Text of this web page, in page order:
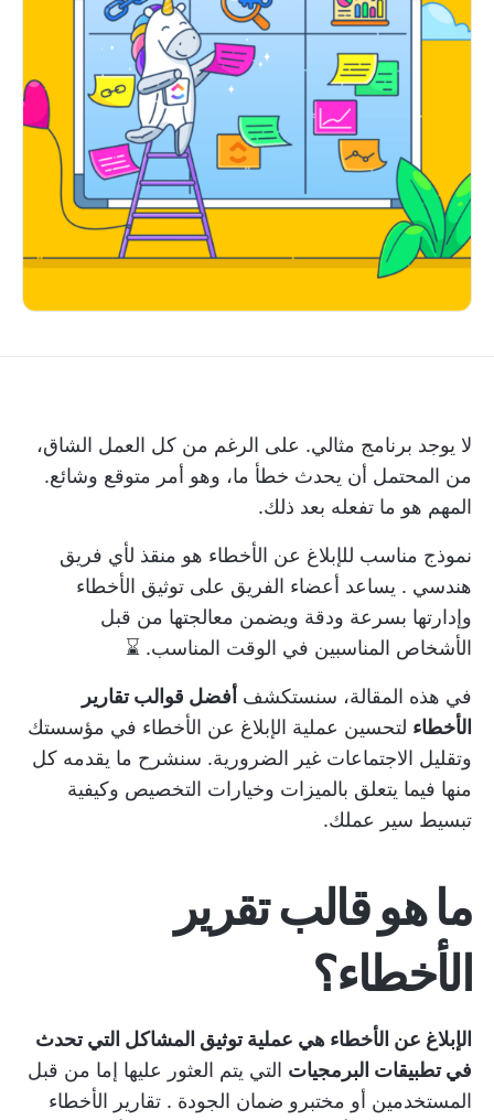
لا يوجد برنامج مثالي. على الرغم من كل العمل الشاق،
من المحتمل أن يحدث خطأ ما، وهو أمر متوقع وشائع.
المهم هو ما تفعله بعد ذلك.
نموذج مناسب للإبلاغ عن الأخطاء هو منقذ لأي فريق
هندسي . يساعد أعضاء الفريق على توثيق الأخطاء
وإدارتها بسرعة ودقة ويضمن معالجتها من قبل
الأشخاص المناسبين في الوقت المناسب. ⌛
في هذه المقالة، سنستكشف أفضل قوالب تقارير
الأخطاء لتحسين عملية الإبلاغ عن الأخطاء في مؤسستك
وتقليل الاجتماعات غير الضرورية. سنشرح ما يقدمه كل
منها فيما يتعلق بالميزات وخيارات التخصيص وكيفية
تبسيط سير عملك.
ما هو قالب تقرير
الأخطاء؟
الإبلاغ عن الأخطاء هي عملية توثيق المشاكل التي تحدث
في تطبيقات البرمجيات التي يتم العثور عليها إما من قبل
المستخدمين أو مختبرو ضمان الجودة . تقارير الأخطاء